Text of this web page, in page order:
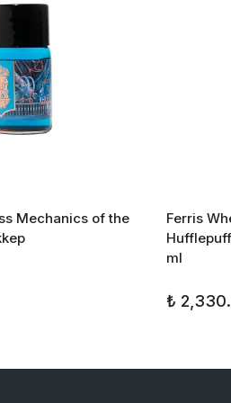
Mechanics of the
Ferris
ml
₺